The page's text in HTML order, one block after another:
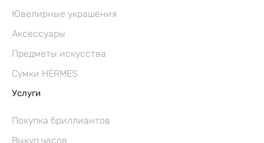
Ювелирные украшения
Аксессуары
Предметы искусства
Сумки HERMES
Услуги
Покупка бриллиантов
Выкуп часов